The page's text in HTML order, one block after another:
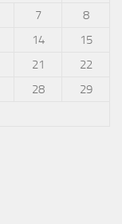
7
8
14
15
21
22
28
29